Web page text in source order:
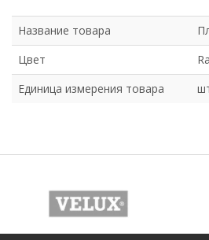
Название товара
Цвет
Единица измерения товара